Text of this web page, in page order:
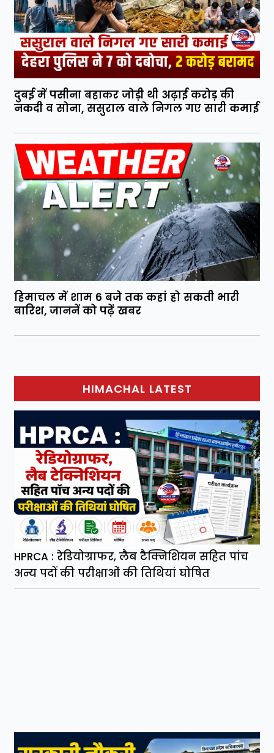
दुबई में पसीना बहाकर जोड़ी थी अढ़ाई करोड़ की
नकदी व सोना, ससुराल वाले निगल गए सारी कमाई
हिमाचल में शाम 6 बजे तक कहां हो सकती भारी
बारिश, जाननें को पढ़ें खबर
HIMACHAL LATEST
HPRCA : रेडियोग्राफर, लैब टैक्निशियन सहित पांच
अन्य पदों की परीक्षाओं की तिथियां घोषित